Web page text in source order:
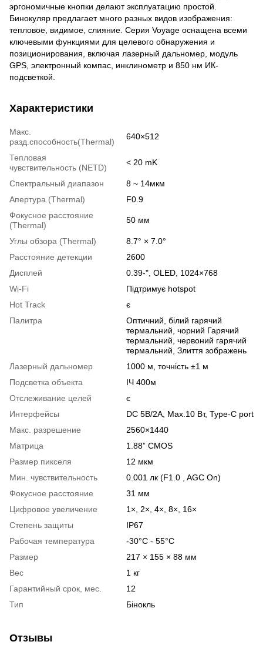
эргономичные кнопки делают эксплуатацию простой.
Бинокуляр предлагает много разных видов изображения:
тепловое, видимое, слияние. Серия Voyage оснащена всеми
ключевыми функциями для целевого обнаружения и
позиционирования, включая лазерный дальномер, модуль
GPS, электронный компас, инклинометр и 850 нм ИК-
подсветкой.
Характеристики
Макс.
разд.способность(Thermal)
640×512
Тепловая
чувствительность (NETD)
< 20 mK
Спектральный диапазон
8 ~ 14мкм
Апертура (Thermal)
F0.9
Фокусное расстояние
(Thermal)
50 мм
Углы обзора (Thermal)
8.7° × 7.0°
Расстояние детекции
2600
Дисплей
0.39-", OLED, 1024×768
Wi-Fi
Підтримує hotspot
Hot Track
є
Палитра
Оптичний, білий гарячий
термальний, чорний Гарячий
термальний, червоний гарячий
термальний, Злиття зображень
Лазерный дальномер
1000 м, точність ±1 м
Подсветка объекта
ІЧ 400м
Отслеживание целей
є
Интерфейсы
DC 5В/2A, Max.10 Вт, Type-C port
Макс. разрешение
2560×1440
Матрица
1.88” CMOS
Размер пикселя
12 мкм
Мин. чувствительность
0.001 лк (F1.0 , AGC On)
Фокусное расстояние
31 мм
Цифровое увеличение
1×, 2×, 4×, 8×, 16×
Степень защиты
IP67
Рабочая температура
-30°C - 55°C
Размер
217 × 155 × 88 мм
Вес
1 кг
Гарантийный срок, мес.
12
Тип
Бінокль
Отзывы